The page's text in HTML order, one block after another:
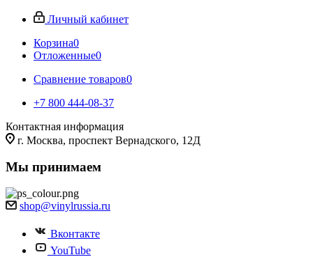
Личный кабинет
Корзина0
Отложенные0
Сравнение товаров0
+7 800 444-08-37
Контактная информация
г. Москва, проспект Вернадского, 12Д
Мы принимаем
shop@vinylrussia.ru
Вконтакте
YouTube